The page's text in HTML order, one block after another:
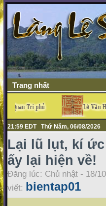
Trang nhất
21:59 EDT Thứ Năm, 06/08/2026
Lại lũ lụt, kí
ấy lại hiện về!
Đăng lúc: Chủ nhật - 18/
viết: bientap01